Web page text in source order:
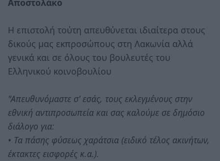
Αποστολάκο
Η επιστολή τούτη απευθύνεται ιδιαίτερα στους
δικούς μας εκπροσώπους στη Λακωνία αλλά
γενικά και σε όλους του βουλευτές του
Ελληνικού κοινοβουλίου
"Απευθυνόμαστε σ’ εσάς, τους εκλεγμένους στην
εθνική αντιπροσωπεία και σας καλούμε σε δημόσιο
διάλογο για:
• Τα πάσης φύσεως χαράτσια (ειδικό τέλος ακινήτων,
έκτακτες εισφορές κ.α.).